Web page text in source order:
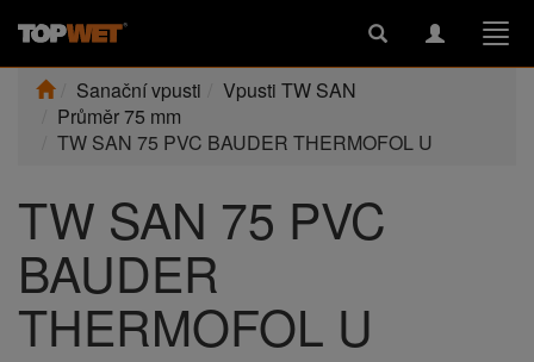
Toggle
Toggle
Sanační vpusti
Vpusti TW SAN
Průměr 75 mm
TW SAN 75 PVC BAUDER THERMOFOL U
TW SAN 75 PVC
BAUDER
THERMOFOL U